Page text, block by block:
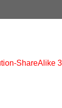
ShareAlike